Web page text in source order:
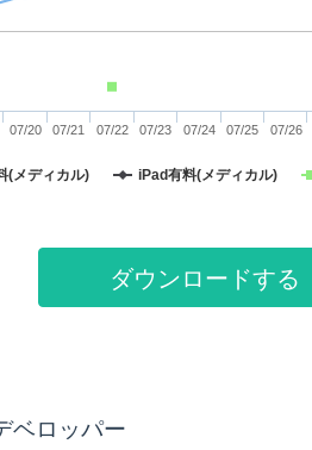
(メディカル) iPad有料(メディカル)
07/20 07/21 07/22 07/23 07/24 07/25 07/26
ダウンロードする
ベロッパー